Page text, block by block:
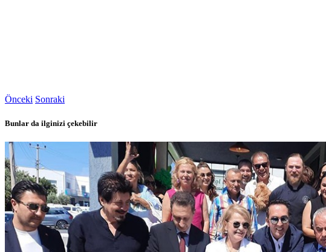
Önceki Sonraki
Bunlar da ilginizi çekebilir